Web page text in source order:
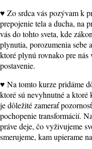
♥ Zo srdca vás pozývam k
prepojenie tela a ducha, na
vás do tohto sveta, kde
plynutia, porozumenia sebe
ktoré plynú rovnako pre nás
postavenie.
♥ Na tomto kurze pridáme
ktoré sú nevyhnutné a ktoré
je dôležité zamerať
pochopenie transformácií.
práve deje, čo vyživujeme
smerujeme, kam upierame